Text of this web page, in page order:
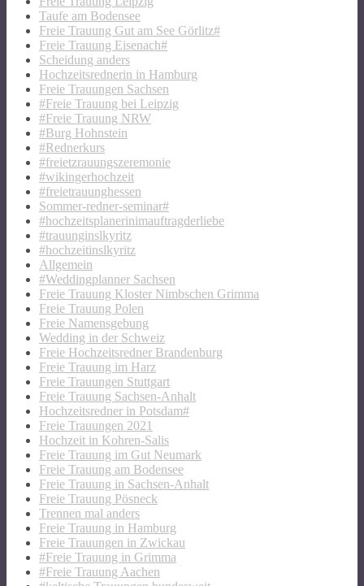
Taufe am Bodensee
Freie Trauung Gut am See Görlitz#
Freie Trauung Eisenach#
Scheidung anders
Hochzeitsrednerin in Hamburg
Freie Trauungen Sachsen
#Freie Trauung bei Leipzig
#Freie Trauung NRW
#Burg Hohnstein
#Rednerkurs
#freietzrauungszeremonie
#wikingerhochzeit
#freietrauunghessen
Sommer-redner-seminar#
#hochzeitsplanerinimauftragderliebe
#trauunginslkyritz
#hochzeitinslkyritz
Allgemein
#Weddingplanner Sachsen
Freie Trauung Kloster Nimbschen Grimma
Freie Trauung Polen
Freie Namensgebung
Wedding in der Schweiz
Freie Hochzeitsredner Brandenburg
Freie Trauung im Harz
Freie Trauungen Stuttgart
Freie Trauung Sachsen-Anhalt
Hochzeitsredner in Potsdam#
Freie Trauungen 2021
Hochzeit in Kohren-Salis
Freie Trauung im Gut Neumark
Freie Trauung am Bodensee
Freie Trauung in Sachsen-Anhalt
Freie Trauung Pösneck
Trennen mal anders
Freie Trauung in Hamburg
Freie Trauungen in Zwickau
#Freie Trauung in Grimma
#Freie Trauung Aachen